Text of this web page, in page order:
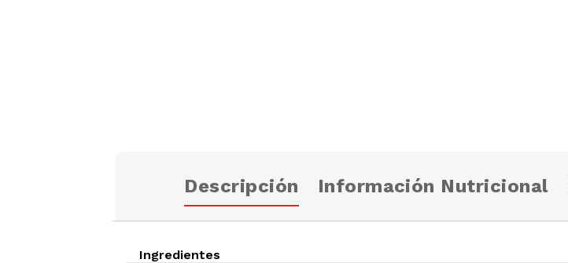
Descripción Información Nutricional
Ingredientes